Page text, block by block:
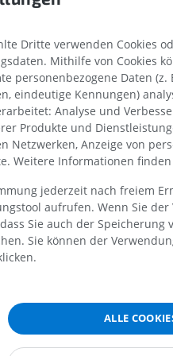
MRT der Schulter
MRT
PREMIUM
MRT des Handgelenks
MRT
PREMIUM
MRT des Ellenbogens
MRT
PREMIUM
PREMIUM
Dritte verwenden Cookies
Mithilfe von Cookies
personenbezogene Daten
eindeutige Kennungen)
Analyse und
Produkte und
Netzwerken, Anzeige von
Weitere Informationen
jederzeit nach freiem
aufrufen. Wenn Sie
Sie auch der
Sie können der
ALLE